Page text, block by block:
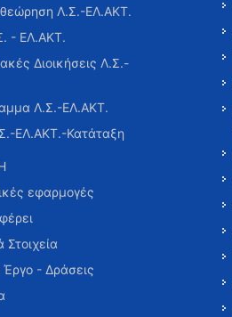
Λ.Σ.-ΕΛ.ΑΚΤ.
- ΕΛ.ΑΚΤ.
Διοικήσεις Λ.Σ.-
Λ.Σ.-ΕΛ.ΑΚΤ.
ΕΛ.ΑΚΤ.-Κατάταξη
εφαρμογές
Στοιχεία
Έργο - Δράσεις